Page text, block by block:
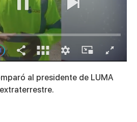
al presidente de LUMA